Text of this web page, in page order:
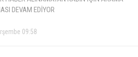
DEVAM EDİYOR
09:58